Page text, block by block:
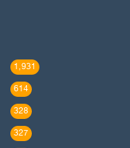
1٬931
614
328
327